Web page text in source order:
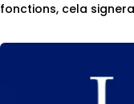
fonctions, cela